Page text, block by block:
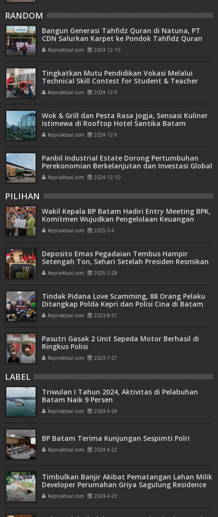
RANDOM
Bangun Generasi Tahfidz Quran di Natuna, PT
CDN Salurkan Karpet ke Pondok Tahfidz Quran
Hidayatullah
Kepriaktual.com 2024-12-10
Tingkatkan Mutu Pendidikan Vokasi Melalui
Technical Skill Contest for Student & Teacher
Kepriaktual.com 2024-12-9
Wok & Grill dan Pesta Rasa Jogja, Sensasi Kuliner
Istimewa di Rooftop Hotel Santika Batam
Kepriaktual.com 2024-12-9
Panbil Industrial Estate Dorong Pertumbuhan
Perekonomian Berkelanjutan dan Investasi Global
di Batam
Kepriaktual.com 2024-12-10
PILIHAN
Wakil Kepala BP Batam Hadiri Entry Meeting BPK,
Komitmen Wujudkan Pengelolaan Keuangan
Transparan dan Akuntabel
Kepriaktual.com 2025-3-4
Deposito Emas Pegadaian Tembus Hampir
Setengah Ton, Sehari Setelah Presiden Resmikan
Bank Emas
Kepriaktual.com 2025-2-28
Tindak Pidana Love Scamming, 88 Orang Pelaku
Ditangkap Polda Kepri dan Polisi Cina di Batam
Kepriaktual.com 2023-8-31
Pasutri Gasak 2 Unit Sepeda Motor Berhasil di
Ringkus Polisi
Kepriaktual.com 2023-7-27
LABEL
Triwulan I Tahun 2024, Aktivitas di Pelabuhan
Batam Naik 9 Persen
Kepriaktual.com 2024-4-24
BP Batam Terima Kunjungan Sespimti Polri
Kepriaktual.com 2024-4-22
Timbulkan Banjir Akibat Pematangan Lahan Milik
Developer Perumahan Griya Sagulung Residence
Kepriaktual.com 2024-4-23